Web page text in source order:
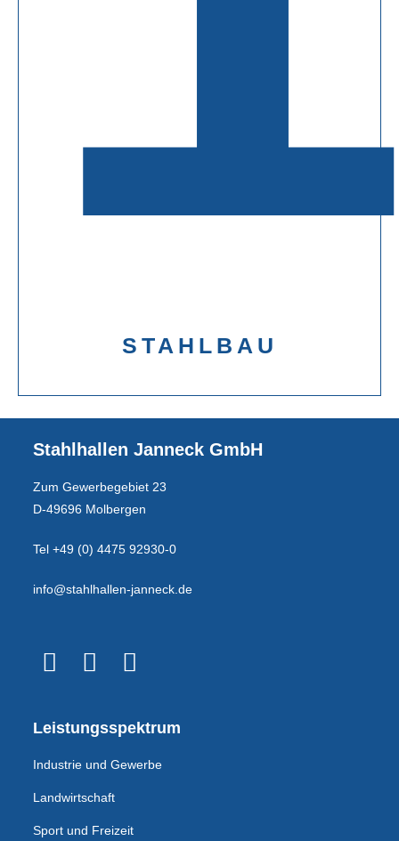
STAHLBAU
Stahlhallen Janneck GmbH
Zum Gewerbegebiet 23
D-49696 Molbergen
Tel +49 (0) 4475 92930-0
info@stahlhallen-janneck.de
Leistungsspektrum
Industrie und Gewerbe
Landwirtschaft
Sport und Freizeit